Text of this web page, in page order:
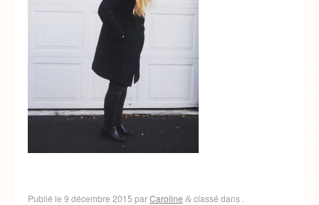
Publié le 9 décembre 2015 parCaroline &classé dans .